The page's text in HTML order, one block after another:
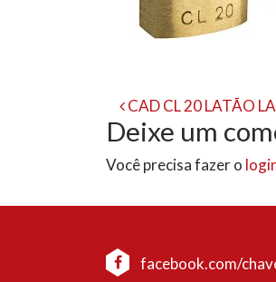
Navegação
de
post
CAD CL 20 LATÃO
Deixe um
Você precisa fazer o
facebook.com/